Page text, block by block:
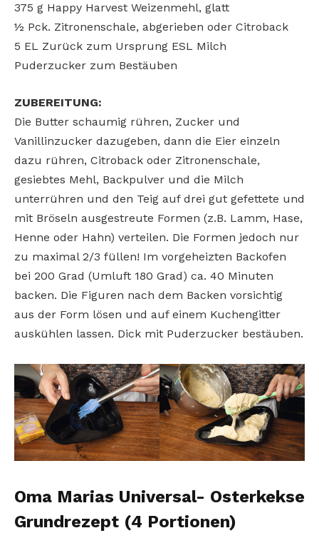
375 g Happy Harvest Weizenmehl, glatt
½ Pck. Zitronenschale, abgerieben oder Citroback
5 EL Zurück zum Ursprung ESL Milch
Puderzucker zum Bestäuben
ZUBEREITUNG:
Die Butter schaumig rühren, Zucker und
Vanillinzucker dazugeben, dann die Eier einzeln
dazu rühren, Citroback oder Zitronenschale,
gesiebtes Mehl, Backpulver und die Milch
unterrühren und den Teig auf drei gut gefettete und
mit Bröseln ausgestreute Formen (z.B. Lamm, Hase,
Henne oder Hahn) verteilen. Die Formen jedoch nur
zu maximal 2/3 füllen! Im vorgeheizten Backofen
bei 200 Grad (Umluft 180 Grad) ca. 40 Minuten
backen. Die Figuren nach dem Backen vorsichtig
aus der Form lösen und auf einem Kuchengitter
auskühlen lassen. Dick mit Puderzucker bestäuben.
Oma Marias Universal- Osterkekse
Grundrezept (4 Portionen)